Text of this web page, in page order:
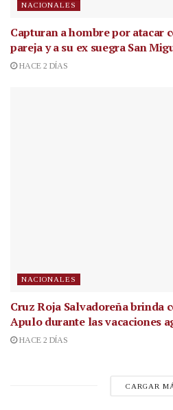
NACIONALES
Capturan a hombre por atacar
pareja y a su ex suegra San
HACE 2 DÍAS
NACIONALES
Cruz Roja Salvadoreña brinda
Apulo durante las vacaciones
HACE 2 DÍAS
CARGAR